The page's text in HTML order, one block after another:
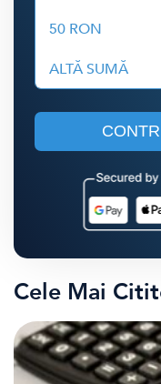
50 RON
ALTĂ SUMĂ
Cele Mai